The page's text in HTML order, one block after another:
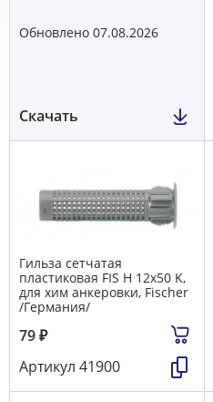
Обновлено 07.08.2026
Скачать
Гильза сетчатая
пластиковая FIS H 12х50 K,
для хим анкеровки, Fischer
/Германия/
79₽
Артикул 41900